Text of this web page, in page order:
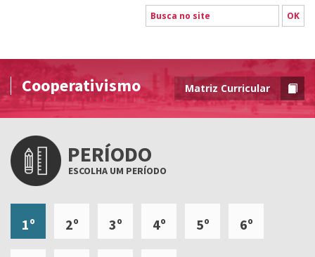
Cooperativismo Matriz Curricular
PERÍODO
ESCOLHA UM PERÍODO
1º 2º 3º 4º 5º 6º